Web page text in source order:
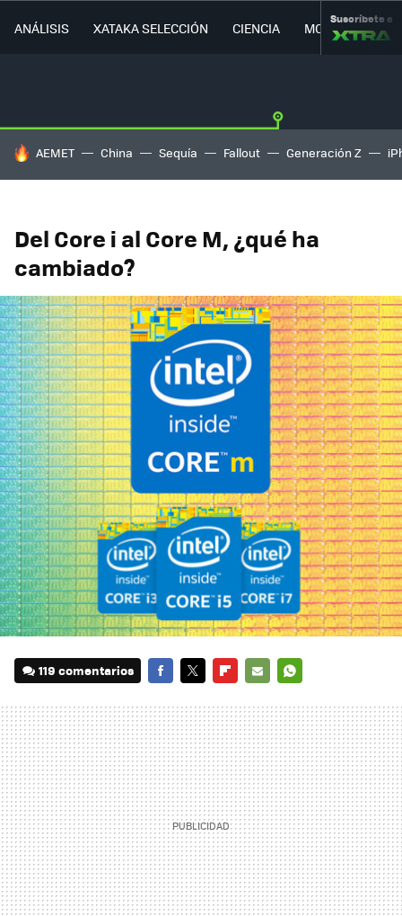
ANÁLISIS XATAKA SELECCIÓN CIENCIA MOVILIDAD
Suscríbete a
HOY SE HABLA DE
AEMET China Sequía Fallout Generación Z
Del Core i al Core M, ¿qué ha
cambiado?
119 comentarios
MAIL